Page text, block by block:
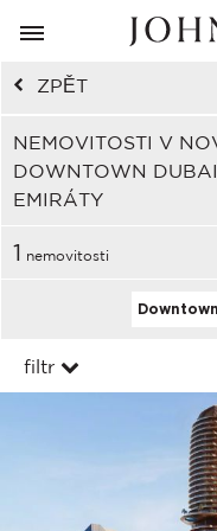
ZPĚT
NEMOVITOSTI V
DOWNTOWN
EMIRÁTY
1 nemovitosti
filtr